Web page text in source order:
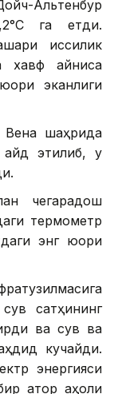
Альтенбур
га етди.
иссиқлик
айниқса
эканлиги
Вена шаҳрида
этилиб, у
чегарадош
термометр
энг юқори
сатҳининг
ва сув ва
кучайди.
энергияси
қатор аҳоли